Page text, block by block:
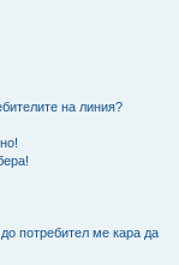
на линия?
потребител ме кара да